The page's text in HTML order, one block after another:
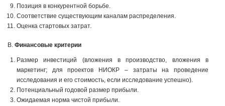
Позиция в конкурентной борьбе.
Соответствие существующим каналам распределения.
Оценка стартовых затрат.
В. Финансовые критерии
Размер инвестиций (вложения в производство, вложения в
маркетинг; для проектов НИОКР – затраты на проведение
исследования и его стоимость, если исследование успешно).
Потенциальный годовой размер прибыли.
Ожидаемая норма чистой прибыли.